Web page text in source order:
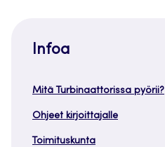
Infoa
Mitä Turbinaattorissa pyörii?
Ohjeet kirjoittajalle
Toimituskunta